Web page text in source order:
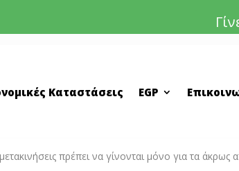
Καταστάσεις EGP
πρέπει να γίνονται μόνο για τα άκρως